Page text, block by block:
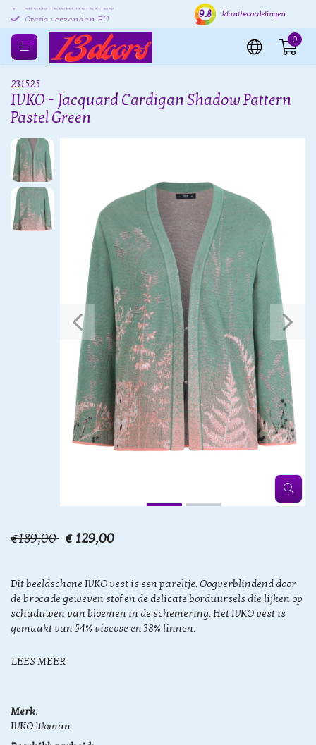
Gratis retourneren EU Verzending binnen 24 uur
9.8 klantbeoordelingen
0
231525
IVKO - Jacquard Cardigan Shadow Pattern
Pastel Green
€189,00 € 129,00
Dit beeldschone IVKO vest is een pareltje. Oogverblindend door
de brocade geweven stof en de delicate borduursels die lijken op
schaduwen van bloemen in de schemering. Het IVKO vest is
gemaakt van 54% viscose en 38% linnen.
LEES MEER
Merk:
IVKO Woman